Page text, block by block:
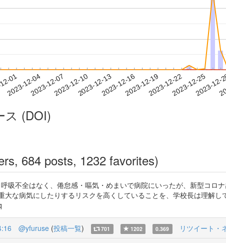
01
2023-12-042023-12-072023-12-102023-12-132023-12-162023-12-192023-12-222023-12-25
2023-
ス (DOI)
684 posts, 1232 favorites)
吸不全はなく、倦怠感・嘔気・めまいで病院にいったが、新型コロ
大な病気にしたりするリスクを高くしていることを、学校長は理解
@yfuruse (投稿一覧) 701 1202 0.369 リツイート・